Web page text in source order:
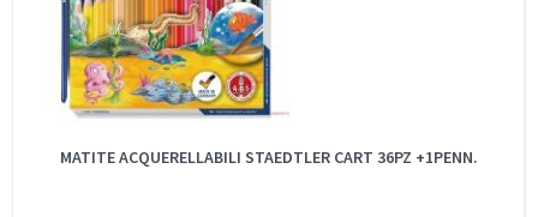
MATITE ACQUERELLABILI STAEDTLER CART 36PZ +1PENN.